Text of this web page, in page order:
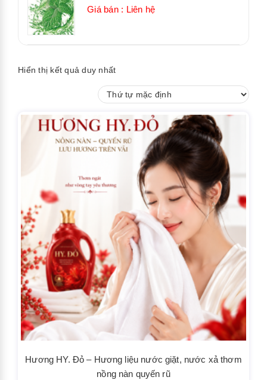
Giá bán : Liên hệ
Hiển thị kết quả duy nhất
Hương HY. Đỏ – Hương liệu nước giặt, nước xả thơm
nồng nàn quyến rũ